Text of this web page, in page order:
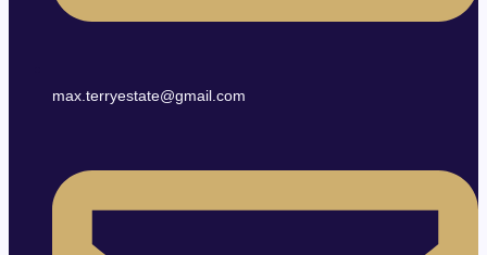
max.terryestate@gmail.com